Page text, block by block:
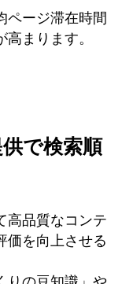
ページ滞在時間
まります。
で検索順
高品質なコンテ
価を向上させる